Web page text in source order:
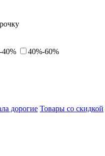
40%
40%-60%
дорогие Товары со скидкой